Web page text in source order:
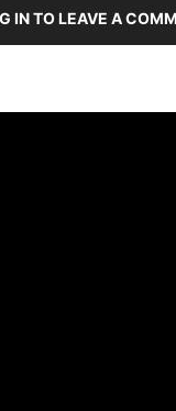
IN TO LEAVE A